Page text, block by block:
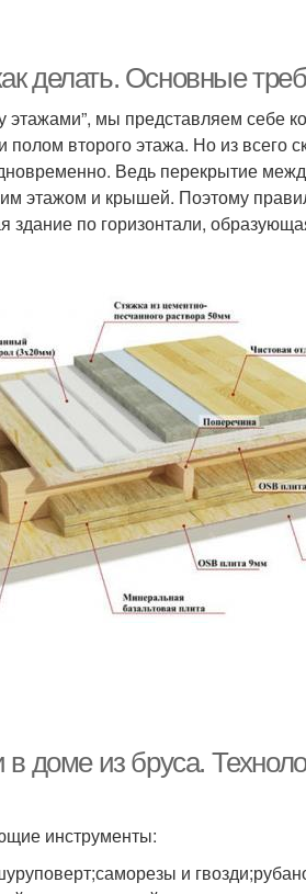
делать. Основные
мы представляем себе
второго этажа. Но из всего
Ведь перекрытие
этажом и крышей. Поэтому
здание по горизонтали,
доме из бруса.
инструменты:
и